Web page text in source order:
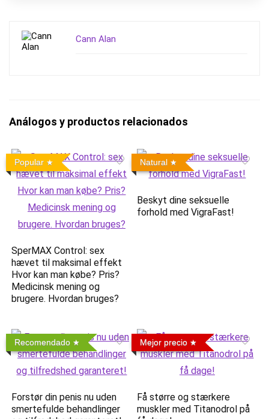
Cann Alan
Análogos y productos relacionados
Popular
SperMAX Control: sex
hævet til maksimal effekt
Hvor kan man købe? Pris?
Medicinsk mening og
brugere. Hvordan bruges?
Natural
Beskyt dine seksuelle
forhold med VigraFast!
Recomendado
Forstør din penis nu uden
smertefulde behandlinger
Mejor precio
Få større og stærkere
muskler med Titanodrol på